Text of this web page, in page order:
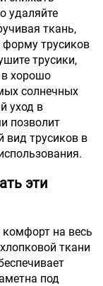
удаляйте
ткань,
трусиков
трусики,
в хорошо
солнечных
уход в
позволит
вид трусиков в
эти
комфорт на весь
ткани
под